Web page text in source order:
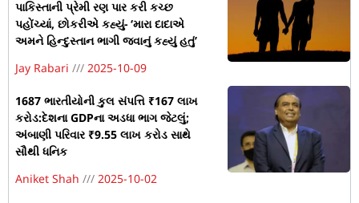
પાકિસ્તાની પ્રેમી રણ પાર કરી કચ્છ
પહોંચ્યાં, છોકરીએ કહ્યું- ‘મારા દાદાએ
અમને હિન્દુસ્તાન ભાગી જવાનું કહ્યું હતું’
Jay Rabari
2025-10-09
1687 ભારતીયોની કુલ સંપત્તિ ₹167 લાખ
કરોડ:દેશના GDPના અડધા ભાગ જેટલું;
અંબાણી પરિવાર ₹9.55 લાખ કરોડ સાથે
સૌથી ધનિક
Aniket Shah
2025-10-02